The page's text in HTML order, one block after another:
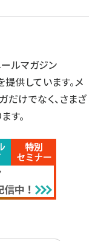
ルマガジン
供しています。メ
だけでなく、さまざ
す。